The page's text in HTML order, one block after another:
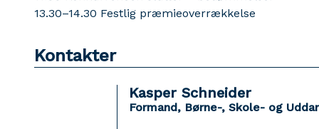
13.30–14.30 Festlig præmieoverrækkelse
Kontakter
Kasper Schneider
Formand, Børne-, Skole- og